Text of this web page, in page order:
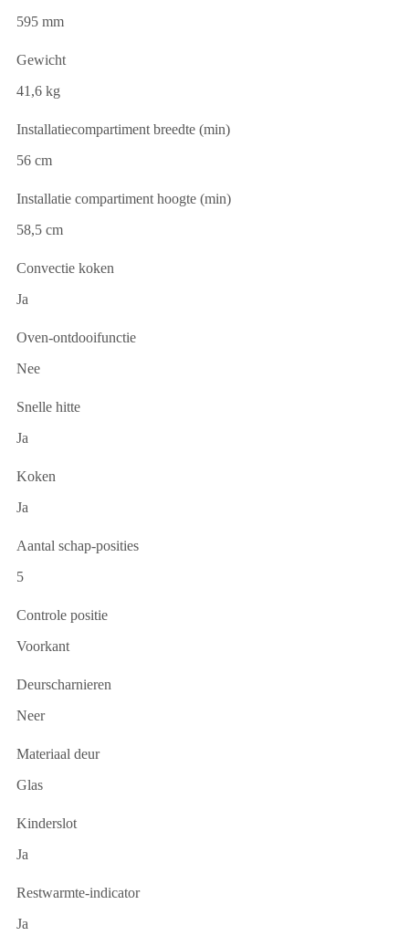
595 mm
Gewicht
41,6 kg
Installatiecompartiment breedte (min)
56 cm
Installatie compartiment hoogte (min)
58,5 cm
Convectie koken
Ja
Oven-ontdooifunctie
Nee
Snelle hitte
Ja
Koken
Ja
Aantal schap-posities
5
Controle positie
Voorkant
Deurscharnieren
Neer
Materiaal deur
Glas
Kinderslot
Ja
Restwarmte-indicator
Ja